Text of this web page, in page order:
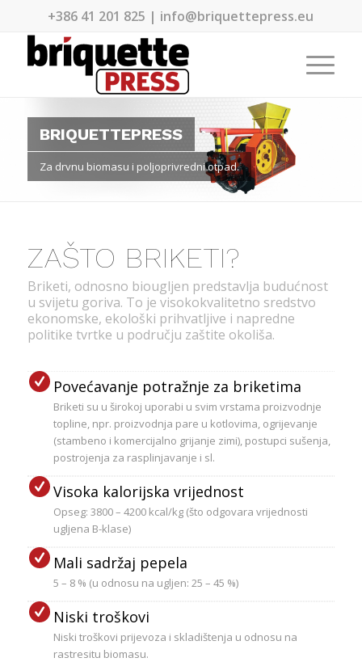
+386 41 201 825 | info@briquettepress.eu
BRIQUETTEPRESS
Za drvnu biomasu i poljoprivredni otpad.
ZAŠTO BRIKETI?
Briketi, odnosno biougljen predstavlja budućnost
u svijetu goriva. To je visokokvalitetno sredstvo
ekonomske, ekološki prihvatljive i napredne
politike tvrtke u području zaštite okoliša.
Povećavanje potražnje za briketima
Briketi su u širokoj uporabi u svim vrstama proizvodnje
topline, npr. proizvodnja pare u kotlovima, ogrijevanje
(stambeno i komercijalno grijanje zimi), postupci sušenja,
postrojenja za rasplinjavanje i sl.
Visoka kalorijska vrijednost
Opseg: 3800 – 4200 kcal/kg (što odgovara vrijednosti
ugljena B-klase)
Mali sadržaj pepela
5 – 8 % (u odnosu na ugljen: 25 – 45 %)
Niski troškovi
Niski troškovi prijevoza i skladištenja u odnosu na
rastresitu biomasu.